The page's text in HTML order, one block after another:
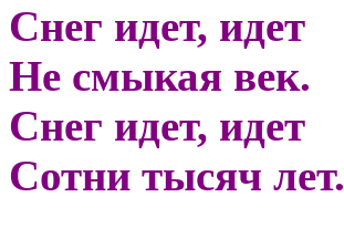
Снег идет, идет
Не смыкая век.
Снег идет, идет
Сотни тысяч лет.